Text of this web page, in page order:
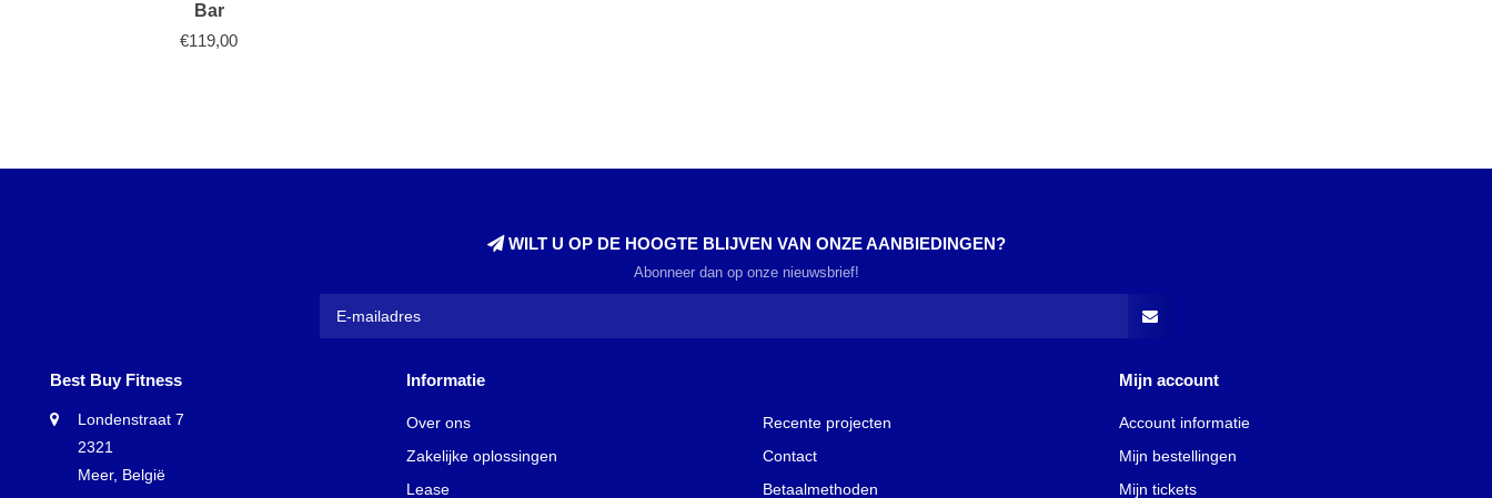
Bar
€119,00
WILT U OP DE HOOGTE BLIJVEN VAN ONZE AANBIEDINGEN?
Abonneer dan op onze nieuwsbrief!
Best Buy Fitness
Londenstraat 7
2321
Meer, België
Informatie
Over ons
Zakelijke oplossingen
Lease
Recente projecten
Contact
Betaalmethoden
Mijn account
Account informatie
Mijn bestellingen
Mijn tickets